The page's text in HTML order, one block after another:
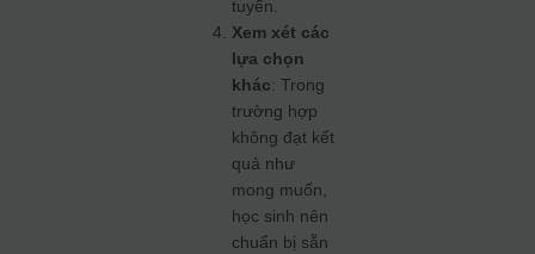
tuyển.
Xem xét các
lựa chọn
khác: Trong
trường hợp
không đạt kết
quả như
mong muốn,
học sinh nên
chuẩn bị sẵn